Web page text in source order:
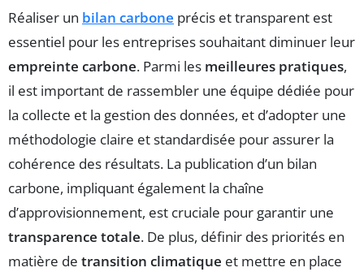
Réaliser un bilan carbone précis et transparent est
essentiel pour les entreprises souhaitant diminuer leur
empreinte carbone. Parmi les meilleures pratiques,
il est important de rassembler une équipe dédiée pour
la collecte et la gestion des données, et d’adopter une
méthodologie claire et standardisée pour assurer la
cohérence des résultats. La publication d’un bilan
carbone, impliquant également la chaîne
d’approvisionnement, est cruciale pour garantir une
transparence totale. De plus, définir des priorités en
matière de transition climatique et mettre en place